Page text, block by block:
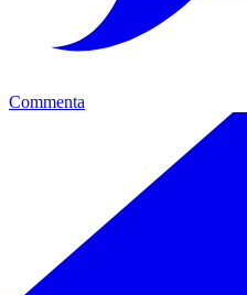
Commenta